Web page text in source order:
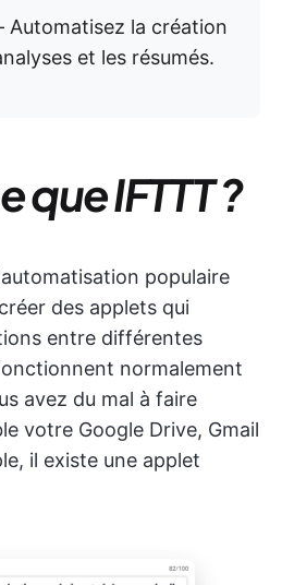
Automatisez la création
et les résumés.
IFTTT ?
populaire
des applets qui
entre différentes
normalement
avez du mal à faire
votre Google Drive, Gmail
il existe une applet